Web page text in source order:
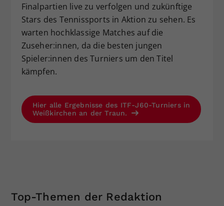
Finalpartien live zu verfolgen und zukünftige
Stars des Tennissports in Aktion zu sehen. Es
warten hochklassige Matches auf die
Zuseher:innen, da die besten jungen
Spieler:innen des Turniers um den Titel
kämpfen.
Hier alle Ergebnisse des ITF-J60-Turniers in
Weißkirchen an der Traun.
Top-Themen der Redaktion